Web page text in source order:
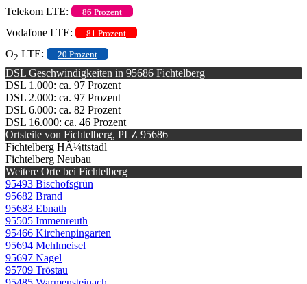
Telekom LTE:
86 Prozent
Vodafone LTE: 81 Prozent
O2 LTE: 20 Prozent
DSL Geschwindigkeiten in 95686 Fichtelberg
DSL 1.000: ca. 97 Prozent
DSL 2.000: ca. 97 Prozent
DSL 6.000: ca. 82 Prozent
DSL 16.000: ca. 46 Prozent
Ortsteile von Fichtelberg, PLZ 95686
Fichtelberg HÃ¼ttstadl
Fichtelberg Neubau
Weitere Orte bei Fichtelberg
95493 Bischofsgrün
95682 Brand
95683 Ebnath
95505 Immenreuth
95466 Kirchenpingarten
95694 Mehlmeisel
95697 Nagel
95709 Tröstau